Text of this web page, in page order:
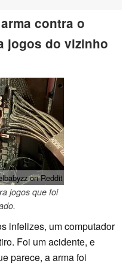
contra o
jogos do vizinho
on Reddit
jogos que foi
infelizes, um computador
Foi um acidente, e
parece, a arma foi